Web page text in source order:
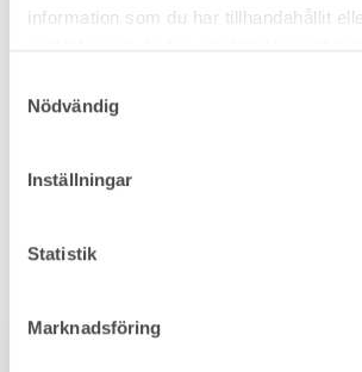
information som du har tillhandahållit
Nödvändig
Inställningar
Statistik
Marknadsföring